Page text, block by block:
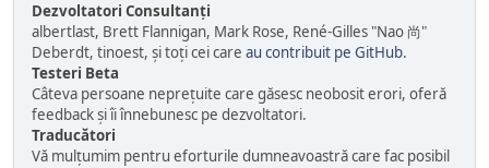
Dezvoltatori Consultanți
albertlast, Brett Flannigan, Mark Rose, René-Gilles "Nao 尚"
Deberdt, tinoest, și toți cei care au contribuit pe GitHub.
Testeri Beta
Câteva persoane neprețuite care găsesc neobosit erori, oferă
feedback și îi înnebunesc pe dezvoltatori.
Traducători
Vă mulțumim pentru eforturile dumneavoastră care fac posibil